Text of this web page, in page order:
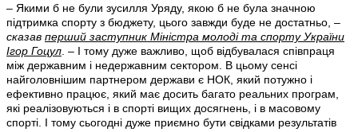
– Якими б не були зусилля Уряду, якою б не була значною
підтримка спорту з бюджету, цього завжди буде не достатньо, –
сказав перший заступник Міністра молоді та спорту України
Ігор Гоцул . – І тому дуже важливо, щоб відбувалася співпраця
між державним і недержавним сектором. В цьому сенсі
найголовнішим партнером держави є НОК, який потужно і
ефективно працює, який має досить багато реальних програм,
які реалізовуються і в спорті вищих досягнень, і в масовому
спорті. І тому сьогодні дуже приємно бути свідками результатів